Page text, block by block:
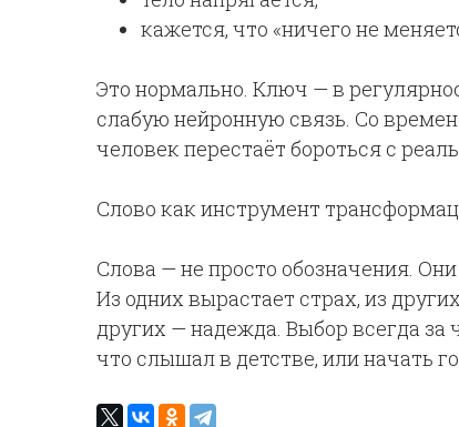
кажется, что «ничего не
Это нормально. Ключ — в
слабую нейронную связь. Со
человек перестаёт бороться с
Слово как инструмент
Слова — не просто обозначения.
Из одних вырастает страх, из
других — надежда. Выбор всегда за
что слышал в детстве, или начать